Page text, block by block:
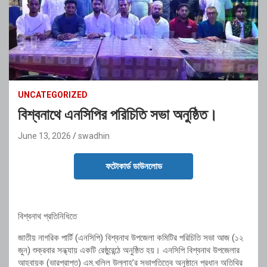
UNCATEGORIZED
বিশ্বনাথে এনসিপির পরিচিতি সভা অনুষ্ঠিত।
June 13, 2026 swadhin
ফটোকার্ড ডাউনলোড
বিশ্বনাথ প্রতিনিধিতে
জাতীয় নাগরিক পার্টি (এনসিপি) বিশ্বনাথ উপজেলা কমিটির পরিচিতি সভা আজ (১২
জুন) শুক্রবার সন্ধ্যায় একটি রেষ্ঠুরেন্ঠে অনুষ্ঠিত হয়। এনসিপি বিশ্বনাথ উপজেলার
আহবায়ক (ভারপ্রাপ্ত) এম.খলিল উল্লাহ’র সভাপতিত্বে অনুষ্ঠানে প্রধান অতিথির